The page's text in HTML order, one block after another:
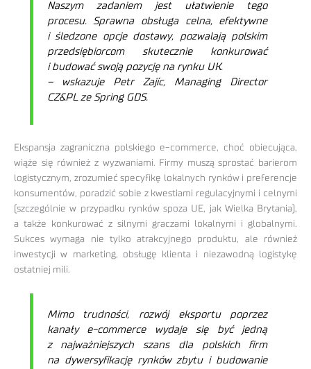
Naszym zadaniem jest ułatwienie tego
procesu. Sprawna obsługa celna, efektywne
i śledzone opcje dostawy, pozwalają polskim
przedsiębiorcom skutecznie konkurować
i budować swoją pozycję na rynku UK.
–wskazuje Petr Zajíc, Managing Director
CZ&PL ze Spring GDS.
Ekspansja zagraniczna polskiego e-commerce, choć obiecująca,
wiąże się również z wyzwaniami. Firmy muszą sprostać barierom
logistycznym, zrozumieć specyfikę lokalnych rynków i preferencje
konsumentów, poradzić sobie z kwestiami regulacyjnymi i celnymi
(szczególnie w przypadku rynków spoza UE, jak Wielka Brytania),
a także konkurować z silnymi graczami lokalnymi i globalnymi.
Sukces wymaga nie tylko atrakcyjnego produktu, ale również
inwestycji w marketing, obsługę klienta i niezawodną logistykę
ostatniej mili.
Mimo trudności, rozwój eksportu poprzez
kanały e-commerce wydaje się być jedną
z najważniejszych szans dla polskich firm
na dywersyfikację rynków zbytu i budowanie